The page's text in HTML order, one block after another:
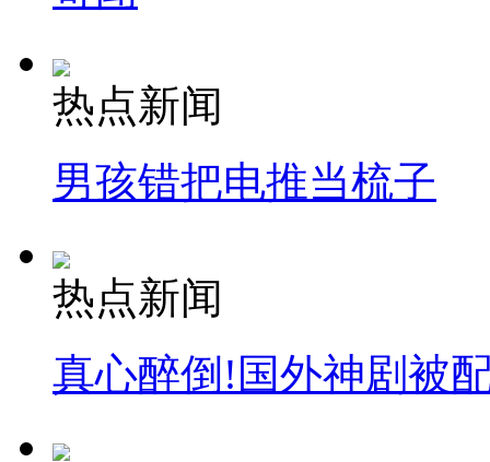
热点新闻
男孩错把电推当梳子
热点新闻
真心醉倒!国外神剧被